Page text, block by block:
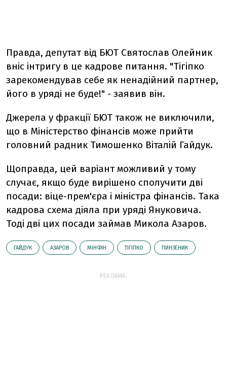
Правда, депутат від БЮТ Святослав Олейник
вніс інтригу в це кадрове питання. "Тігіпко
зарекомендував себе як ненадійний партнер,
його в уряді не буде!" - заявив він.
Джерела у фракції БЮТ також не виключили,
що в Міністерство фінансів може прийти
головний радник Тимошенко Віталій Гайдук.
Щоправда, цей варіант можливий у тому
случає, якщо буде вирішено сполучити дві
посади: віце-прем'єра і міністра фінансів. Така
кадрова схема діяла при уряді Януковича.
Тоді дві цих посади займав Микола Азаров.
ГАЙДУК АЗАРОВ МІНФІН ТІГІПКО ПИНЗЕНИК
РЕКЛАМА: